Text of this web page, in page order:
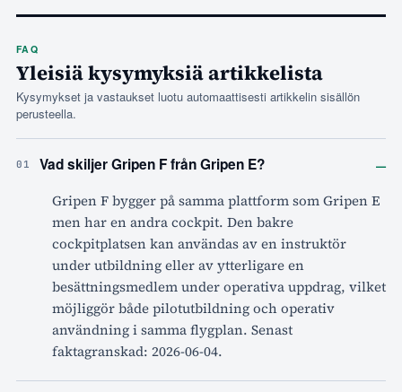
FAQ
Yleisiä kysymyksiä artikkelista
Kysymykset ja vastaukset luotu automaattisesti artikkelin sisällön
perusteella.
01 Vad skiljer Gripen F från Gripen E? –
Gripen F bygger på samma plattform som Gripen E
men har en andra cockpit. Den bakre
cockpitplatsen kan användas av en instruktör
under utbildning eller av ytterligare en
besättningsmedlem under operativa uppdrag, vilket
möjliggör både pilotutbildning och operativ
användning i samma flygplan. Senast
faktagranskad: 2026-06-04.